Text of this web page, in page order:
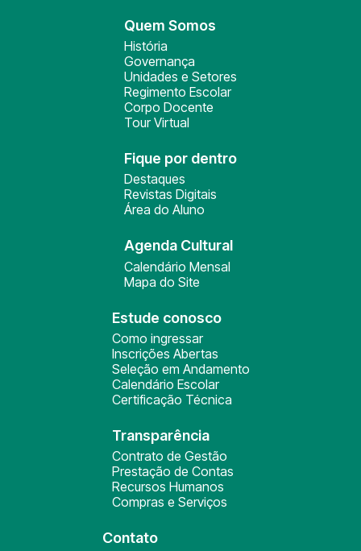
Quem Somos
História
Governança
Unidades e Setores
Regimento Escolar
Corpo Docente
Tour Virtual
Fique por dentro
Destaques
Revistas Digitais
Área do Aluno
Agenda Cultural
Calendário Mensal
Mapa do Site
Estude conosco
Como ingressar
Inscrições Abertas
Seleção em Andamento
Calendário Escolar
Certificação Técnica
Transparência
Contrato de Gestão
Prestação de Contas
Recursos Humanos
Compras e Serviços
Contato